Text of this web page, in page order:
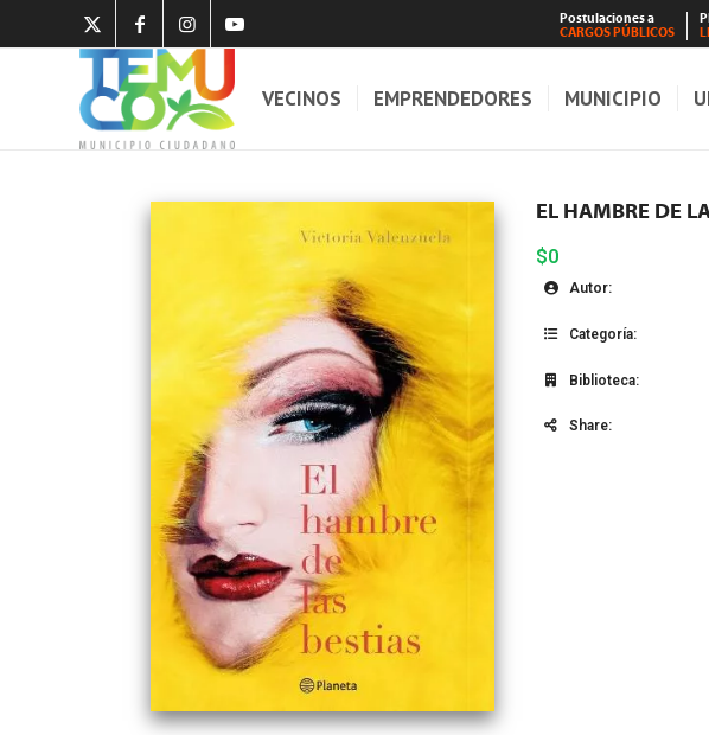
Postulaciones a
CARGOS PÚBLICOS
VECINOS EMPRENDEDORES MUNICIPIO
EL HAMBRE DE
$0
Autor:
Categoría:
Biblioteca:
Share: